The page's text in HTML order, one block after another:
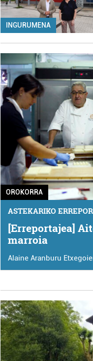
INGURUMENA
OROKORRA
ASTEKARIKO
[Erreportajea]
marroia
Alaine Aranburu